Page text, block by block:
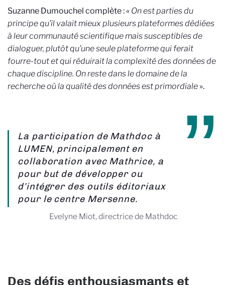
Suzanne Dumouchel complète : « On est parties du
principe qu’il valait mieux plusieurs plateformes dédiées
à leur communauté scientifique mais susceptibles de
dialoguer, plutôt qu’une seule plateforme qui ferait
fourre-tout et qui réduirait la complexité des données de
chaque discipline. On reste dans le domaine de la
recherche où la qualité des données est primordiale ».
La participation de Mathdoc à
LUMEN, principalement en
collaboration avec Mathrice, a
pour but de développer ou
d’intégrer des outils éditoriaux
pour le centre Mersenne.
Evelyne Miot, directrice de Mathdoc
Des défis enthousiasmants et